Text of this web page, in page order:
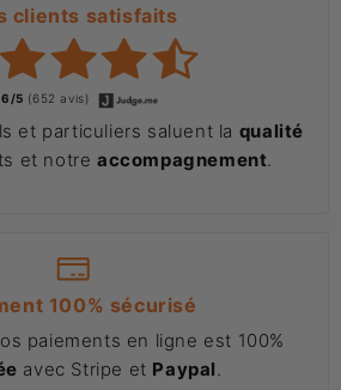
clients satisfaits
5 (652 avis)
et particuliers saluent la qualité
et notre accompagnement
100% sécurisé
paiements en ligne est 100%
avec Stripe et Paypal